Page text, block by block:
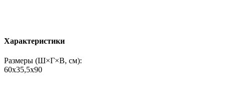
Характеристики
Размеры (Ш×Г×В, см):
60x35,5x90